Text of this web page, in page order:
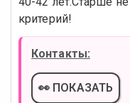
критерий!
Контакты:
👀 ПОКАЗАТЬ